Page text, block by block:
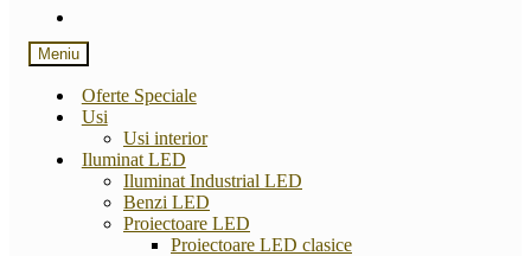
Meniu
Oferte Speciale
Usi
Usi interior
Iluminat LED
Iluminat Industrial LED
Benzi LED
Proiectoare LED
Proiectoare LED clasice